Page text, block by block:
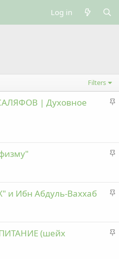
Log in
Filters
S
y
| Духовное
S
kS
k
и Ибн Абдуль-Ваххаб
S
(шейх